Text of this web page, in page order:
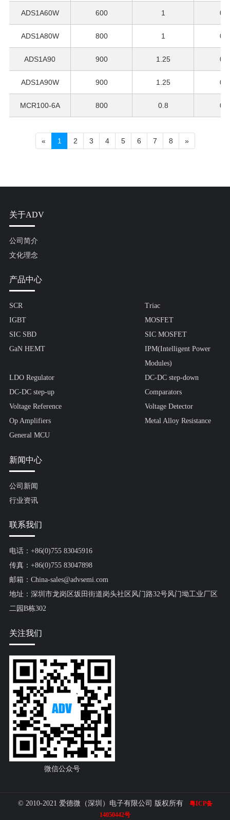
ADS1A60W 600 1 0.7
ADS1A80W 800 1 0.7
ADS1A90 900 1.25 0.9
ADS1A90W 900 1.25 0.9
MCR100-6A 800 0.8 0.5
« 1 2 3 4 5 6 7 8 »
关于ADV
公司简介
文化理念
产品中心
SCR
Triac
IGBT
MOSFET
SIC SBD
SIC MOSFET
GaN HEMT
IPM(Intelligent Power
Modules)
LDO Regulator
DC-DC step-down
DC-DC step-up
Comparators
Voltage Reference
Voltage Detector
Op Amplifiers
Metal Alloy Resistance
General MCU
新闻中心
公司新闻
行业资讯
联系我们
电话：+86(0)755 83045916
传真：+86(0)755 83047898
邮箱：China-sales@advsemi.com
地址：深圳市龙岗区坂田街道岗头社区风门路32号风门坳工业厂区
二园B栋302
关注我们
微信公众号
© 2010-2021 爱德微（深圳）电子有限公司 版权所有 粤ICP备
14050442号